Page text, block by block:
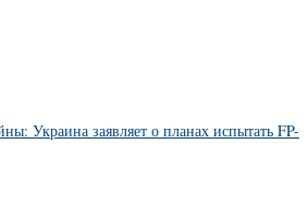
Украина заявляет о планах испытать FP-